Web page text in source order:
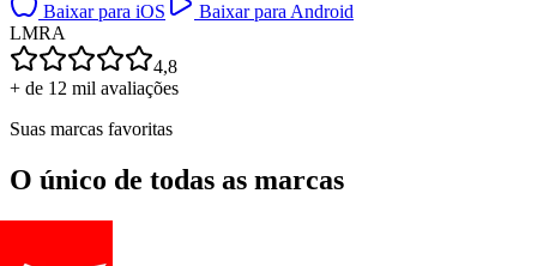
Baixar para iOS
Baixar para Android
LMRA
4,8
+ de 12 mil avaliações
Suas marcas favoritas
O único de todas as marcas